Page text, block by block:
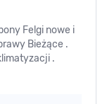
Felgi nowe i
Bieżące .
.